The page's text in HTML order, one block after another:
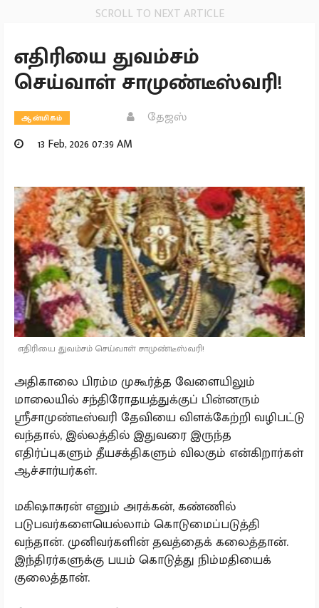
SCROLL TO NEXT ARTICLE
எதிரியை துவம்சம்
செய்வாள் சாமுண்டீஸ்வரி!
ஆன்மிகம்
தேஜஸ்
13 Feb, 2026 07:39 AM
எதிரியை துவம்சம் செய்வாள் சாமுண்டீஸ்வரி!
அதிகாலை பிரம்ம முகூர்த்த வேளையிலும்
மாலையில் சந்திரோதயத்துக்குப் பின்னரும்
ஸ்ரீசாமுண்டீஸ்வரி தேவியை விளக்கேற்றி வழிபட்டு
வந்தால், இல்லத்தில் இதுவரை இருந்த
எதிர்ப்புகளும் தீயசக்திகளும் விலகும் என்கிறார்கள்
ஆச்சார்யர்கள்.
மகிஷாசுரன் எனும் அரக்கன், கண்ணில்
படுபவர்களையெல்லாம் கொடுமைப்படுத்தி
வந்தான். முனிவர்களின் தவத்தைக் கலைத்தான்.
இந்திரர்களுக்கு பயம் கொடுத்து நிம்மதியைக்
குலைத்தான்.